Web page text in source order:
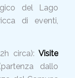
del Lago
di eventi,
2h circa):Visite
dallo